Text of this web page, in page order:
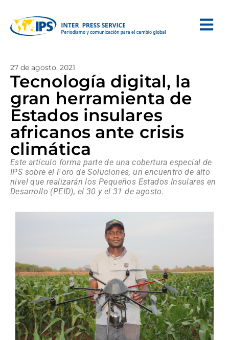
27 de agosto, 2021
Tecnología digital, la
gran herramienta de
Estados insulares
africanos ante crisis
climática
Este artículo forma parte de una cobertura especial de
IPS sobre el Foro de Soluciones, un encuentro de alto
nivel que realizarán los Pequeños Estados Insulares en
Desarrollo (PEID), el 30 y el 31 de agosto.